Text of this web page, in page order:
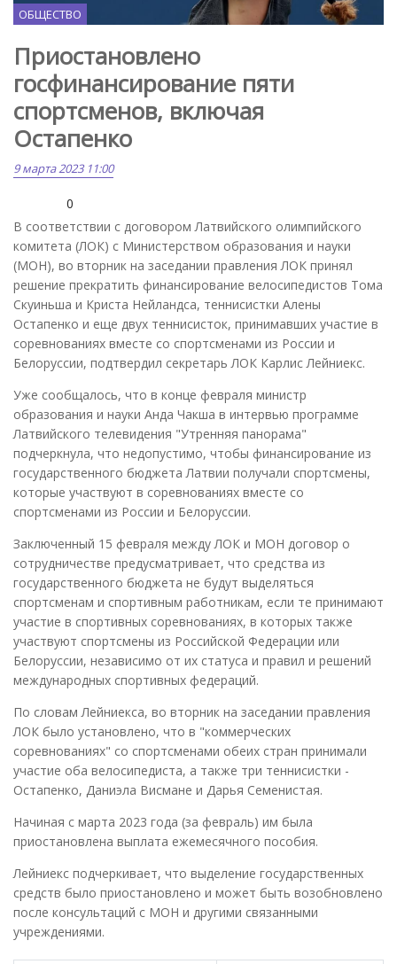
ОБЩЕСТВО
Приостановлено
госфинансирование пяти
спортсменов, включая
Остапенко
9 марта 2023 11:00
0
В соответствии с договором Латвийского олимпийского
комитета (ЛОК) с Министерством образования и науки
(МОН), во вторник на заседании правления ЛОК принял
решение прекратить финансирование велосипедистов Тома
Скуиньша и Криста Нейландса, теннисистки Алены
Остапенко и еще двух теннисисток, принимавших участие в
соревнованиях вместе со спортсменами из России и
Белоруссии, подтвердил секретарь ЛОК Карлис Лейниекс.
Уже сообщалось, что в конце февраля министр
образования и науки Анда Чакша в интервью программе
Латвийского телевидения "Утренняя панорама"
подчеркнула, что недопустимо, чтобы финансирование из
государственного бюджета Латвии получали спортсмены,
которые участвуют в соревнованиях вместе со
спортсменами из России и Белоруссии.
Заключенный 15 февраля между ЛОК и МОН договор о
сотрудничестве предусматривает, что средства из
государственного бюджета не будут выделяться
спортсменам и спортивным работникам, если те принимают
участие в спортивных соревнованиях, в которых также
участвуют спортсмены из Российской Федерации или
Белоруссии, независимо от их статуса и правил и решений
международных спортивных федераций.
По словам Лейниекса, во вторник на заседании правления
ЛОК было установлено, что в "коммерческих
соревнованиях" со спортсменами обеих стран принимали
участие оба велосипедиста, а также три теннисистки -
Остапенко, Даниэла Висмане и Дарья Семенистая.
Начиная с марта 2023 года (за февраль) им была
приостановлена выплата ежемесячного пособия.
Лейниекс подчеркивает, что выделение государственных
средств было приостановлено и может быть возобновлено
после консультаций с МОН и другими связанными
учреждениями.